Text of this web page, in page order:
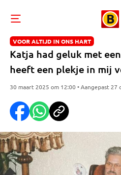
VOOR ALTIJD IN ONS HART
Katja had geluk met
heeft een plekje in mij
30 maart 2025 om 12:00 • Aangepast